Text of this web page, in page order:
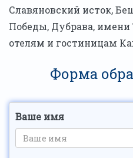
Славяновский исток,
Победы, Дубрава,
отелям и гостиницам
Форма
Ваше имя